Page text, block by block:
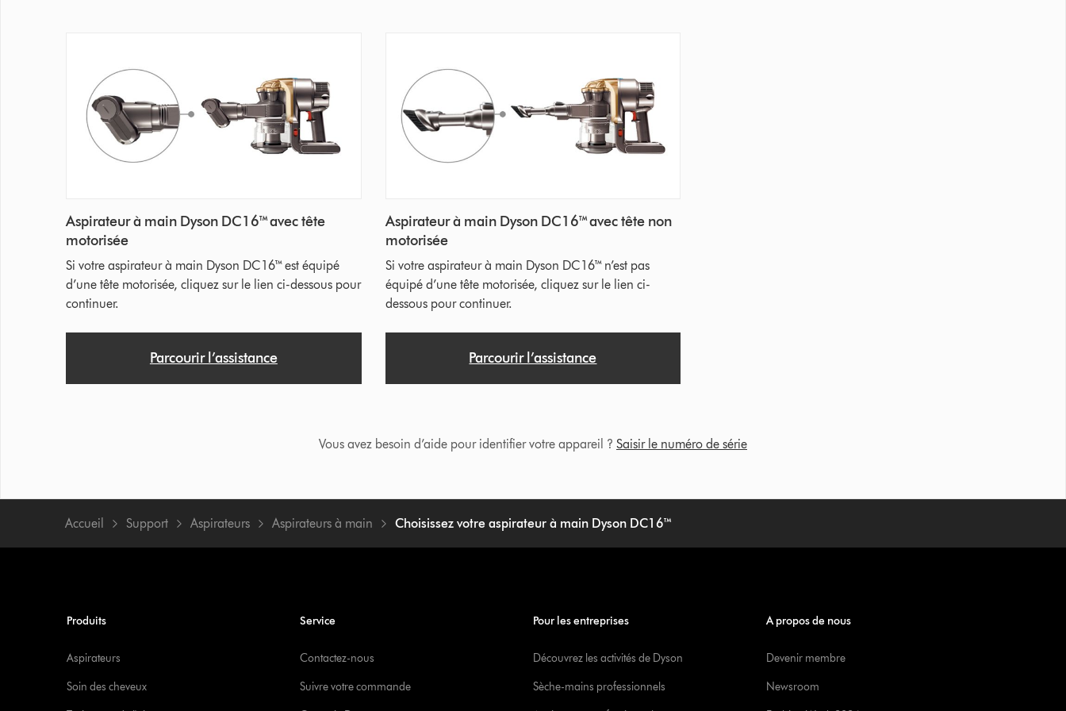
Aspirateur à main Dyson DC16™ avec tête
motorisée
Si votre aspirateur à main Dyson DC16™ est équipé
d’une tête motorisée, cliquez sur le lien ci-dessous pour
continuer.
Parcourir l’assistance
Aspirateur à main Dyson DC16™ avec tête non
motorisée
Si votre aspirateur à main Dyson DC16™ n’est pas
équipé d’une tête motorisée, cliquez sur le lien ci-
dessous pour continuer.
Parcourir l’assistance
Vous avez besoin d’aide pour identifier votre appareil ? Saisir le numéro de série
Accueil Support Aspirateurs Aspirateurs à main Choisissez votre aspirateur à main Dyson DC16™
Produits
Aspirateurs
Soin des cheveux
Service
Contactez-nous
Suivre votre commande
Pour les entreprises
Découvrez les activités de Dyson
Sèche-mains professionnels
A propos de nous
Devenir membre
Newsroom